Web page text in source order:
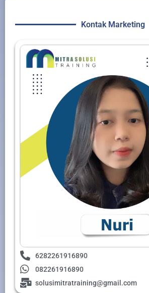
Kontak Marketing
6282261916890
082261916890
solusimitratraining@gmail.com